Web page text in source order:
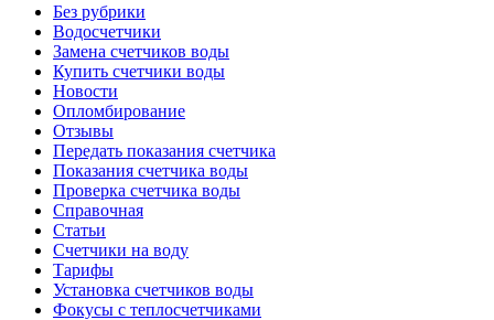
Без рубрики
Водосчетчики
Замена счетчиков воды
Купить счетчики воды
Новости
Опломбирование
Отзывы
Передать показания счетчика
Показания счетчика воды
Проверка счетчика воды
Справочная
Статьи
Счетчики на воду
Тарифы
Установка счетчиков воды
Фокусы с теплосчетчиками